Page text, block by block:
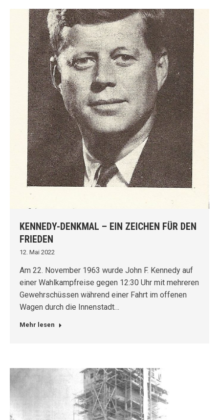
KENNEDY-DENKMAL – EIN ZEICHEN FÜR DEN
FRIEDEN
12. Mai 2022
Am 22. November 1963 wurde John F. Kennedy auf
einer Wahlkampfreise gegen 12:30 Uhr mit mehreren
Gewehrschüssen während einer Fahrt im offenen
Wagen durch die Innenstadt…
Mehr lesen